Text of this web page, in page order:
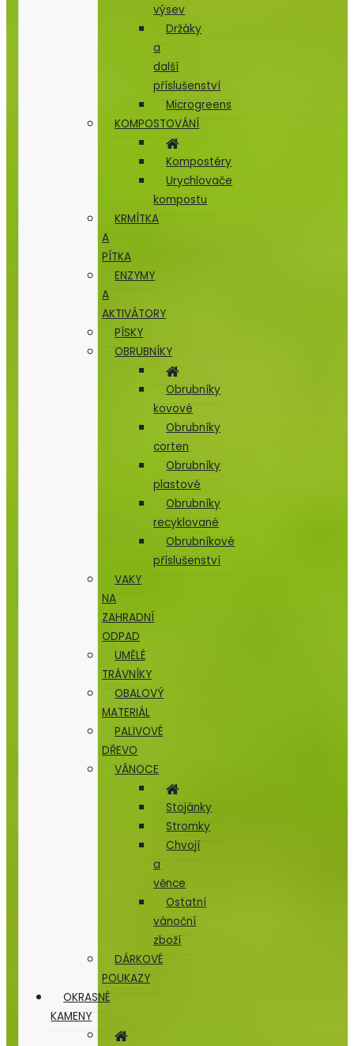
výsev
Držáky
a
další
příslušenství
Microgreens
KOMPOSTOVÁNÍ
Kompostéry
Urychlovače
kompostu
KRMÍTKA
A
PÍTKA
ENZYMY
A
AKTIVÁTORY
PÍSKY
OBRUBNÍKY
Obrubníky
kovové
Obrubníky
corten
Obrubníky
plastové
Obrubníky
recyklované
Obrubníkové
příslušenství
VAKY
NA
ZAHRADNÍ
ODPAD
UMĚLÉ
TRÁVNÍKY
OBALOVÝ
MATERIÁL
PALIVOVÉ
DŘEVO
VÁNOCE
Stojánky
Stromky
Chvojí
a
věnce
Ostatní
vánoční
zboží
DÁRKOVÉ
POUKAZY
OKRASNÉ
KAMENY